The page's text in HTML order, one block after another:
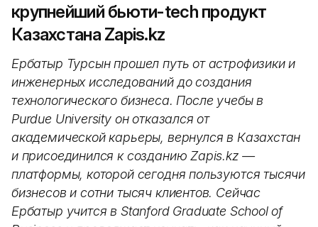
крупнейший бьюти-tech продукт
Казахстана Zapis.kz
Ербатыр Турсын прошел путь от астрофизики и
инженерных исследований до создания
технологического бизнеса. После учебы в
Purdue University он отказался от
академической карьеры, вернулся в Казахстан
и присоединился к созданию Zapis.kz —
платформы, которой сегодня пользуются тысячи
бизнесов и сотни тысяч клиентов. Сейчас
Ербатыр учится в Stanford Graduate School of